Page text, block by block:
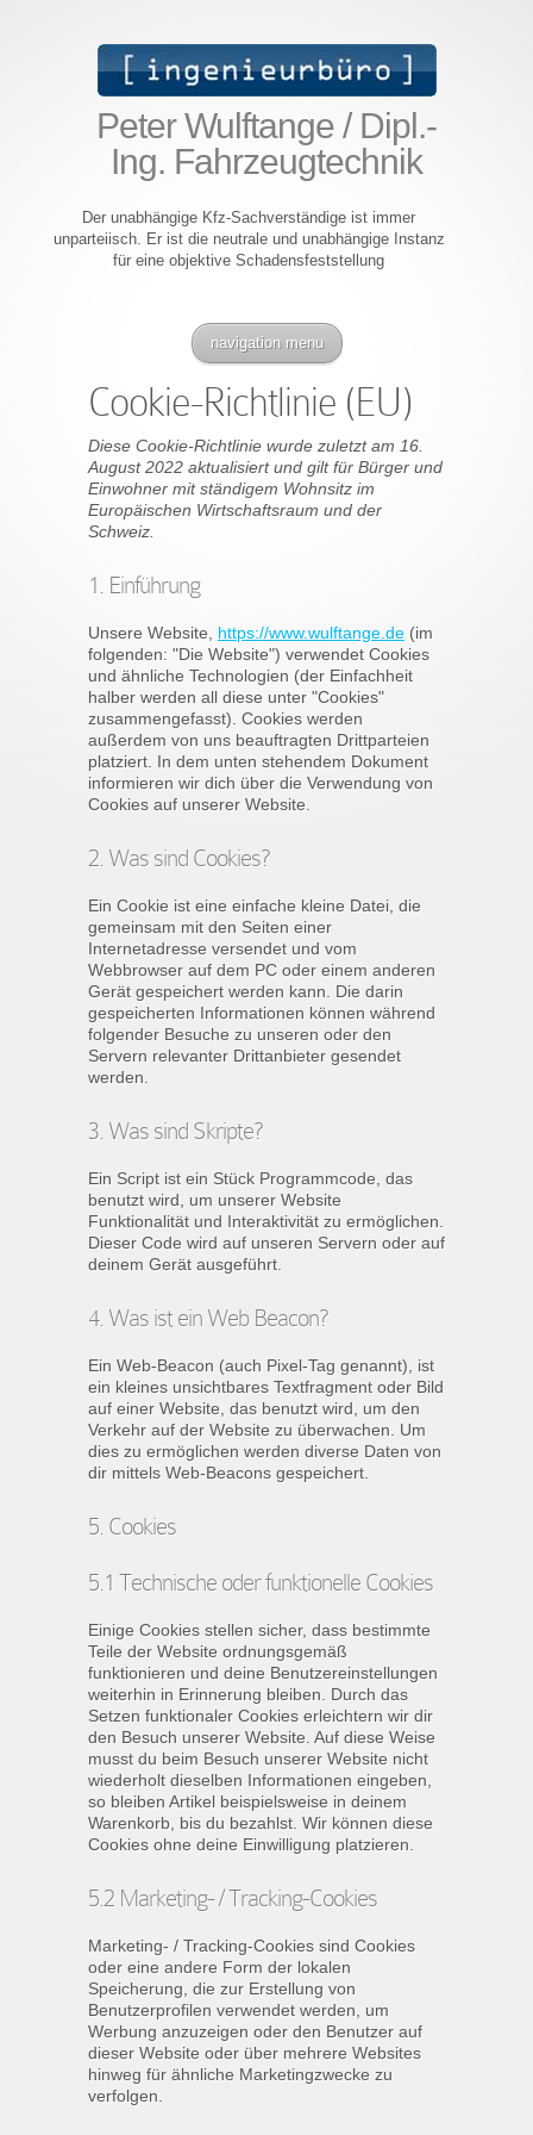
Peter Wulftange / Dipl.-
Ing. Fahrzeugtechnik
Der unabhängige Kfz-Sachverständige ist immer
unparteiisch. Er ist die neutrale und unabhängige Instanz
für eine objektive Schadensfeststellung
navigation menu
Cookie-Richtlinie (EU)
Diese Cookie-Richtlinie wurde zuletzt am 16.
August 2022 aktualisiert und gilt für Bürger und
Einwohner mit ständigem Wohnsitz im
Europäischen Wirtschaftsraum und der
Schweiz.
1. Einführung
Unsere Website, https://www.wulftange.de (im
folgenden: "Die Website") verwendet Cookies
und ähnliche Technologien (der Einfachheit
halber werden all diese unter "Cookies"
zusammengefasst). Cookies werden
außerdem von uns beauftragten Drittparteien
platziert. In dem unten stehendem Dokument
informieren wir dich über die Verwendung von
Cookies auf unserer Website.
2. Was sind Cookies?
Ein Cookie ist eine einfache kleine Datei, die
gemeinsam mit den Seiten einer
Internetadresse versendet und vom
Webbrowser auf dem PC oder einem anderen
Gerät gespeichert werden kann. Die darin
gespeicherten Informationen können während
folgender Besuche zu unseren oder den
Servern relevanter Drittanbieter gesendet
werden.
3. Was sind Skripte?
Ein Script ist ein Stück Programmcode, das
benutzt wird, um unserer Website
Funktionalität und Interaktivität zu ermöglichen.
Dieser Code wird auf unseren Servern oder auf
deinem Gerät ausgeführt.
4. Was ist ein Web Beacon?
Ein Web-Beacon (auch Pixel-Tag genannt), ist
ein kleines unsichtbares Textfragment oder Bild
auf einer Website, das benutzt wird, um den
Verkehr auf der Website zu überwachen. Um
dies zu ermöglichen werden diverse Daten von
dir mittels Web-Beacons gespeichert.
5. Cookies
5.1 Technische oder funktionelle Cookies
Einige Cookies stellen sicher, dass bestimmte
Teile der Website ordnungsgemäß
funktionieren und deine Benutzereinstellungen
weiterhin in Erinnerung bleiben. Durch das
Setzen funktionaler Cookies erleichtern wir dir
den Besuch unserer Website. Auf diese Weise
musst du beim Besuch unserer Website nicht
wiederholt dieselben Informationen eingeben,
so bleiben Artikel beispielsweise in deinem
Warenkorb, bis du bezahlst. Wir können diese
Cookies ohne deine Einwilligung platzieren.
5.2 Marketing- / Tracking-Cookies
Marketing- / Tracking-Cookies sind Cookies
oder eine andere Form der lokalen
Speicherung, die zur Erstellung von
Benutzerprofilen verwendet werden, um
Werbung anzuzeigen oder den Benutzer auf
dieser Website oder über mehrere Websites
hinweg für ähnliche Marketingzwecke zu
verfolgen.